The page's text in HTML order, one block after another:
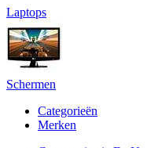
Laptops
Schermen
Categorieën
Merken